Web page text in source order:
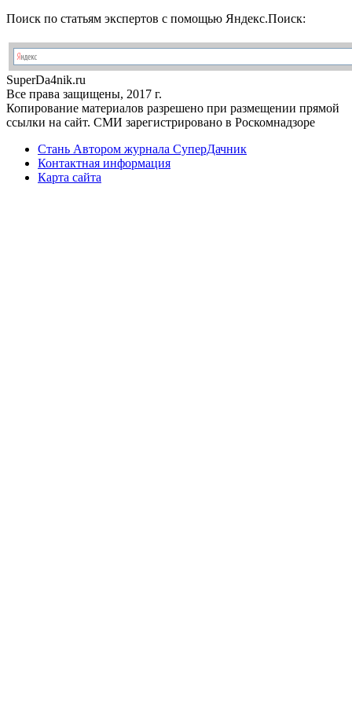
Поиск по статьям экспертов с помощью Яндекс.Поиск:
SuperDa4nik.ru
Все права защищены, 2017 г.
Копирование материалов разрешено при размещении прямой
ссылки на сайт. СМИ зарегистрировано в Роскомнадзоре
Стань Автором журнала СуперДачник
Контактная информация
Карта сайта